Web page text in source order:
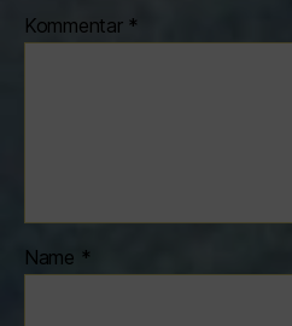
Kommentar *
Name *